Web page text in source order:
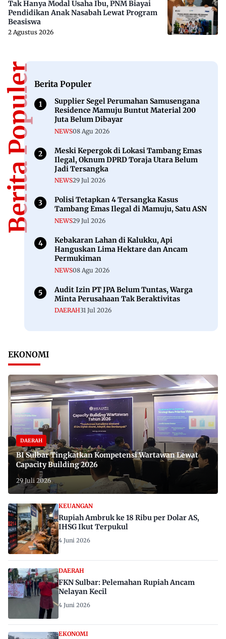
Tak Hanya Modal Usaha Ibu, PNM Biayai
Pendidikan Anak Nasabah Lewat Program
Beasiswa
2 Agustus 2026
Berita PopulerBerita Populer
Supplier Segel Perumahan Samusengana
Residence Mamuju Buntut Material 200
Juta Belum Dibayar
NEWS08 Agu 2026
Meski Kepergok di Lokasi Tambang Emas
Ilegal, Oknum DPRD Toraja Utara Belum
Jadi Tersangka
NEWS29 Jul 2026
Polisi Tetapkan 4 Tersangka Kasus
Tambang Emas Ilegal di Mamuju, Satu ASN
NEWS29 Jul 2026
Kebakaran Lahan di Kalukku, Api
Hanguskan Lima Hektare dan Ancam
Permukiman
NEWS08 Agu 2026
Audit Izin PT JPA Belum Tuntas, Warga
Minta Perusahaan Tak Beraktivitas
DAERAH31 Jul 2026
EKONOMI
DAERAH
BI Sulbar Tingkatkan Kompetensi Wartawan Lewat
Capacity Building 2026
29 Juli 2026
KEUANGAN
Rupiah Ambruk ke 18 Ribu per Dolar AS,
IHSG Ikut Terpukul
4 Juni 2026
DAERAH
FKN Sulbar: Pelemahan Rupiah Ancam
Nelayan Kecil
4 Juni 2026
EKONOMI